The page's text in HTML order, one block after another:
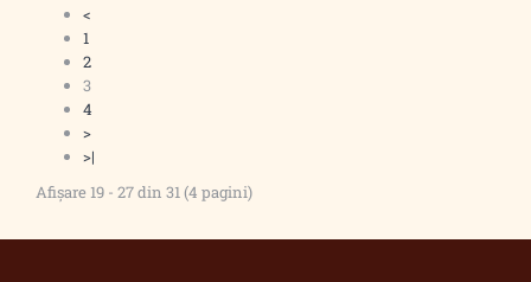
<
1
2
3
4
>
>|
Afişare 19 - 27 din 31 (4 pagini)